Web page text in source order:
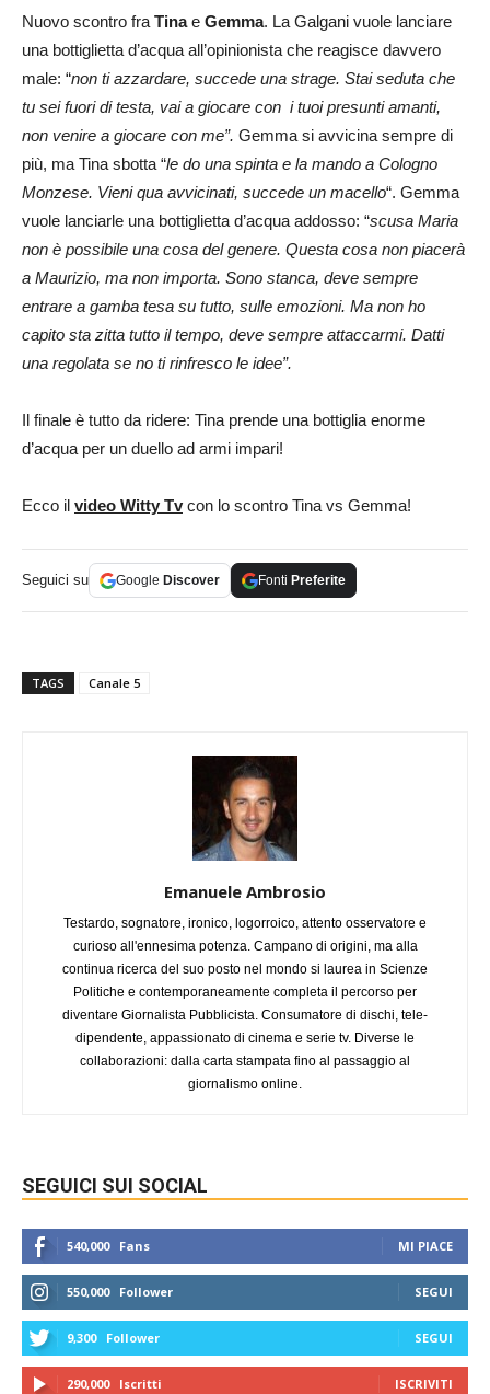
Nuovo scontro fraTinae Gemma. La Galgani vuole lanciare
una bottiglietta d’acqua all’opinionista che reagisce davvero
male: “non ti azzardare, succede una strage. Stai seduta che
tu sei fuori di testa, vai a giocare con i tuoi presunti amanti,
non venire a giocare con me”. Gemma si avvicina sempre di
più, ma Tina sbotta “le do una spinta e la mando a Cologno
Monzese. Vieni qua avvicinati, succede un macello“. Gemma
vuole lanciarle una bottiglietta d’acqua addosso: “scusa Maria
non è possibile una cosa del genere. Questa cosa non piacerà
a Maurizio, ma non importa. Sono stanca, deve sempre
entrare a gamba tesa su tutto, sulle emozioni. Ma non ho
capito sta zitta tutto il tempo, deve sempre attaccarmi. Datti
una regolata se no ti rinfresco le idee”.
Il finale è tutto da ridere: Tina prende una bottiglia enorme
d’acqua per un duello ad armi impari!
Ecco il video Witty Tvcon lo scontro Tina vs Gemma!
Seguici su Google Discover Fonti Preferite
TAGS Canale 5
Emanuele Ambrosio
Testardo, sognatore, ironico, logorroico, attento osservatore e
curioso all'ennesima potenza. Campano di origini, ma alla
continua ricerca del suo posto nel mondo si laurea in Scienze
Politiche e contemporaneamente completa il percorso per
diventare Giornalista Pubblicista. Consumatore di dischi, tele-
dipendente, appassionato di cinema e serie tv. Diverse le
collaborazioni: dalla carta stampata fino al passaggio al
giornalismo online.
SEGUICI SUI SOCIAL
540,000 Fans MI PIACE
550,000 Follower SEGUI
9,300 Follower SEGUI
290,000 Iscritti ISCRIVITI